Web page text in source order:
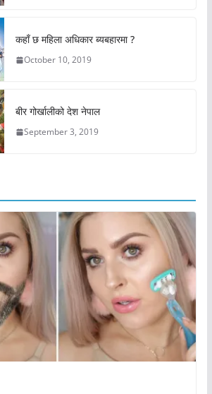
कहाँ छ महिला अधिकार ब्यबहारमा ?
October 10, 2019
बीर गोर्खालीको देश नेपाल
September 3, 2019